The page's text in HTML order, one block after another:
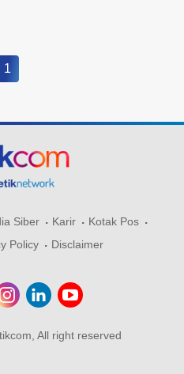
1
Siber Karir
Kotak Pos
Policy Disclaimer
All right reserved